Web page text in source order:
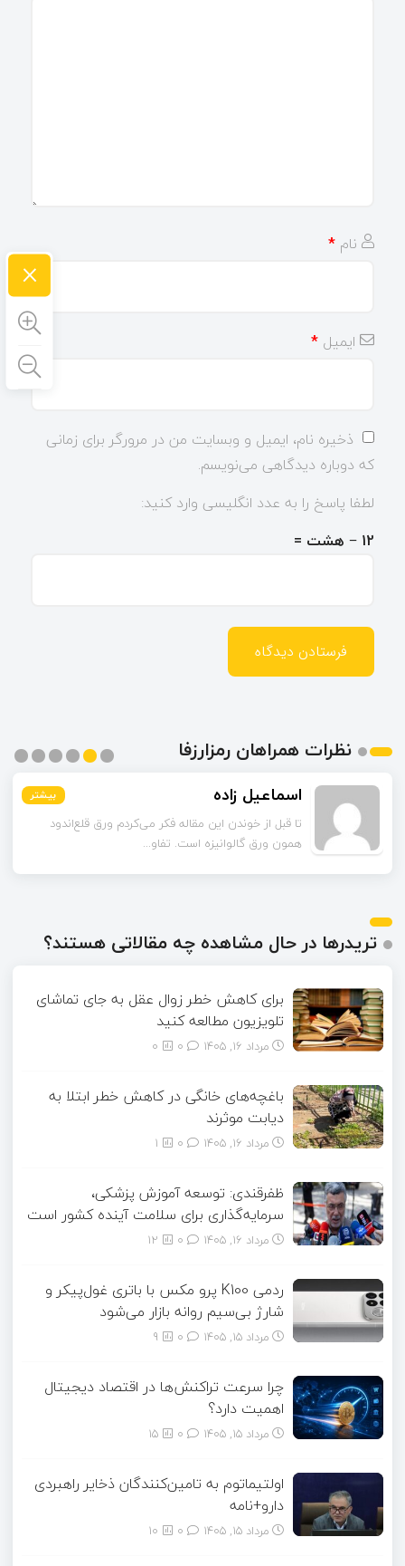
نام *
ایمیل *
ذخیره نام، ایمیل و وبسایت من در مرورگر برای زمانی
که دوباره دیدگاهی می‌نویسم.
لطفا پاسخ را به عدد انگلیسی وارد کنید:
12 − هشت =
نظرات همراهان رمزارزفا
بیشتر اسماعیل زاده بیشتر
تا قبل از خوندن این مقاله فکر می‌کردم ورق قلع‌اندود
همون ورق گالوانیزه است. تفاو...
بیشتر
بیشتر
بیشتر
بیشتر
تریدرها در حال مشاهده چه مقالاتی هستند؟
برای کاهش خطر زوال عقل به جای تماشای
تلویزیون مطالعه کنید
مرداد ۱۶, ۱۴۰۵ 0
باغچه‌های خانگی در کاهش خطر ابتلا به
دیابت موثرند
مرداد ۱۶, ۱۴۰۵ 1
ظفرقندی: توسعه آموزش پزشکی،
سرمایه‌گذاری برای سلامت آینده کشور است
مرداد ۱۶, ۱۴۰۵ 12
ردمی K100 پرو مکس با باتری غول‌پیکر و
شارژ بی‌سیم روانه بازار می‌شود
مرداد ۱۵, ۱۴۰۵ 9
چرا سرعت تراکنش‌ها در اقتصاد دیجیتال
اهمیت دارد؟
مرداد ۱۵, ۱۴۰۵ 15
اولتیماتوم به تامین‌کنندگان ذخایر راهبردی
دارو+نامه
مرداد ۱۵, ۱۴۰۵ 10
×